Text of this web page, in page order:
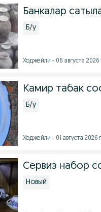
Банкалар
Б/у
Ходжейли - 06 августа 2026
Камир табак
Б/у
Ходжейли - 01 августа 2026
Сервиз набор
Новый